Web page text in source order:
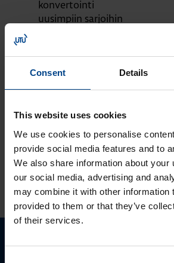
Consent Details
This website uses cookies
We use cookies to personalise
provide social media features and to
We also share information about your
our social media, advertising and
may combine it with other information
provided to them or that they’ve
of their services.
konvertointi
uusimpiin sarjoihin
12.9.2023
Lukuaika: 1 min
Tutustu ja ota
MyMitsubishi web-
portaali
KATSO LISÄÄ
Ota yhteyttä!